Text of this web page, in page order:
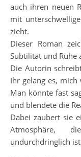
auch ihren neuen
mit
zieht.
Dieser Roman
Subtilität und Ruhe
Die Autorin
Ihr gelang es,
Man könnte fast
und blendete die
Dabei zaubert sie
Atmosphäre,
undurchdringlich